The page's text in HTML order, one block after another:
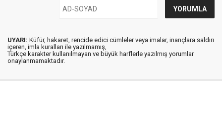
UYARI: Küfür, hakaret, rencide edici cümleler veya imalar, inançlara saldırı
içeren, imla kuralları ile yazılmamış,
Türkçe karakter kullanılmayan ve büyük harflerle yazılmış yorumlar
onaylanmamaktadır.